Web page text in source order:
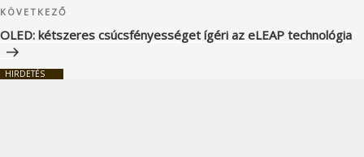
Következő
bejegyzés
KÖVETKEZŐ
OLED: kétszeres csúcsfényességet ígéri az eLEAP technológia
HIRDETÉS